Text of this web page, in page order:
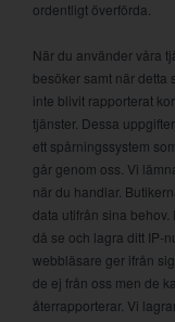
ordentligt överförda.
När du använder våra
besöker samt när detta
inte blivit rapporterat
tjänster. Dessa
ett spårningssystem
går genom oss. Vi
när du handlar.
data utifrån sina
då se och lagra ditt IP-
webbläsare ger ifrån
de ej från oss men de
återrapporterar. Vi